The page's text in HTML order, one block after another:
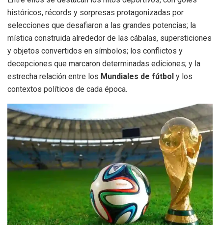
históricos, récords y sorpresas protagonizadas por
selecciones que desafiaron a las grandes potencias; la
mística construida alrededor de las cábalas, supersticiones
y objetos convertidos en símbolos; los conflictos y
decepciones que marcaron determinadas ediciones; y la
estrecha relación entre los Mundiales de fútbol y los
contextos políticos de cada época.